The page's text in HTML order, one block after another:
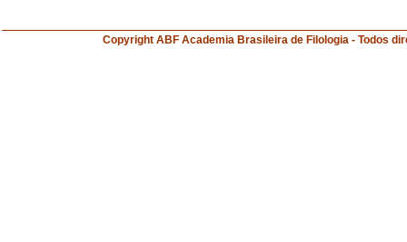
Copyright ABF Academia Brasileira de